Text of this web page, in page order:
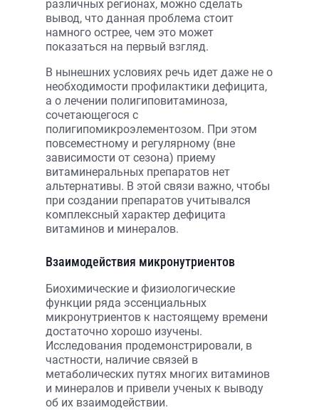
различных регионах, можно сделать
вывод, что данная проблема стоит
намного острее, чем это может
показаться на первый взгляд.
В нынешних условиях речь идет даже не о
необходимости профилактики дефицита,
а о лечении полигиповитаминоза,
сочетающегося с
полигипомикроэлементозом. При этом
повсеместному и регулярному (вне
зависимости от сезона) приему
витаминеральных препаратов нет
альтернативы. В этой связи важно, чтобы
при создании препаратов учитывался
комплексный характер дефицита
витаминов и минералов.
Взаимодействия микронутриентов
Биохимические и физиологические
функции ряда эссенциальных
микронутриентов к настоящему времени
достаточно хорошо изучены.
Исследования продемонстрировали, в
частности, наличие связей в
метаболических путях многих витаминов
и минералов и привели ученых к выводу
об их взаимодействии.